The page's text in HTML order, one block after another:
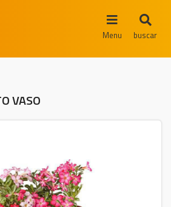
Menu buscar
VASO